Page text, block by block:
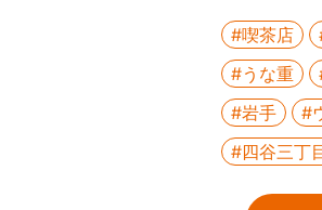
#喫茶店
#うな重
#岩手
#
#四谷三丁